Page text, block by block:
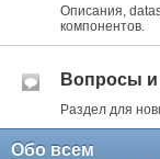
Описания,
компонентов.
Вопросы и
Раздел для
Обо всем